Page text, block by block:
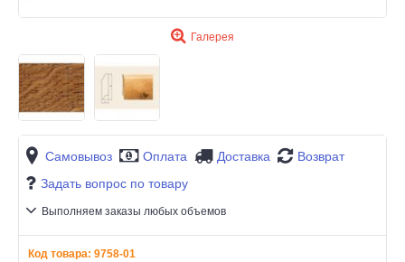
Галерея
Самовывоз Оплата Доставка
Возврат
Задать вопрос по товару
Выполняем заказы любых объемов
Код товара: 9758-01